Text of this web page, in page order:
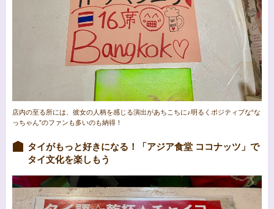
店内の至る所には、彼女の人柄を感じる演出があちこちに♪明るくポジティブな“な
っちゃん”のファンも多いのも納得！
タイがもっと好きになる！「アジア食堂 ココナッツ」で
タイ文化を楽しもう